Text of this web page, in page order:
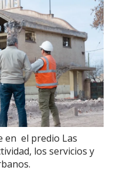
en el predio Las
los servicios y